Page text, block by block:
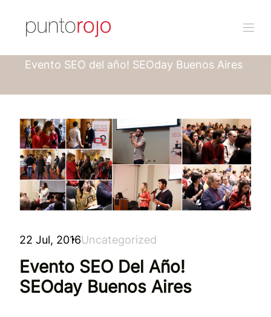
Evento SEO del año! SEOday Buenos Aires
22 Jul, 2016Uncategorized
Evento SEO Del Año!
SEOday Buenos Aires